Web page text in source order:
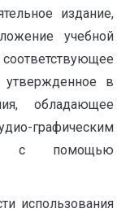
издание,
учебной
утвержденное в
обладающее
с помощью
использования